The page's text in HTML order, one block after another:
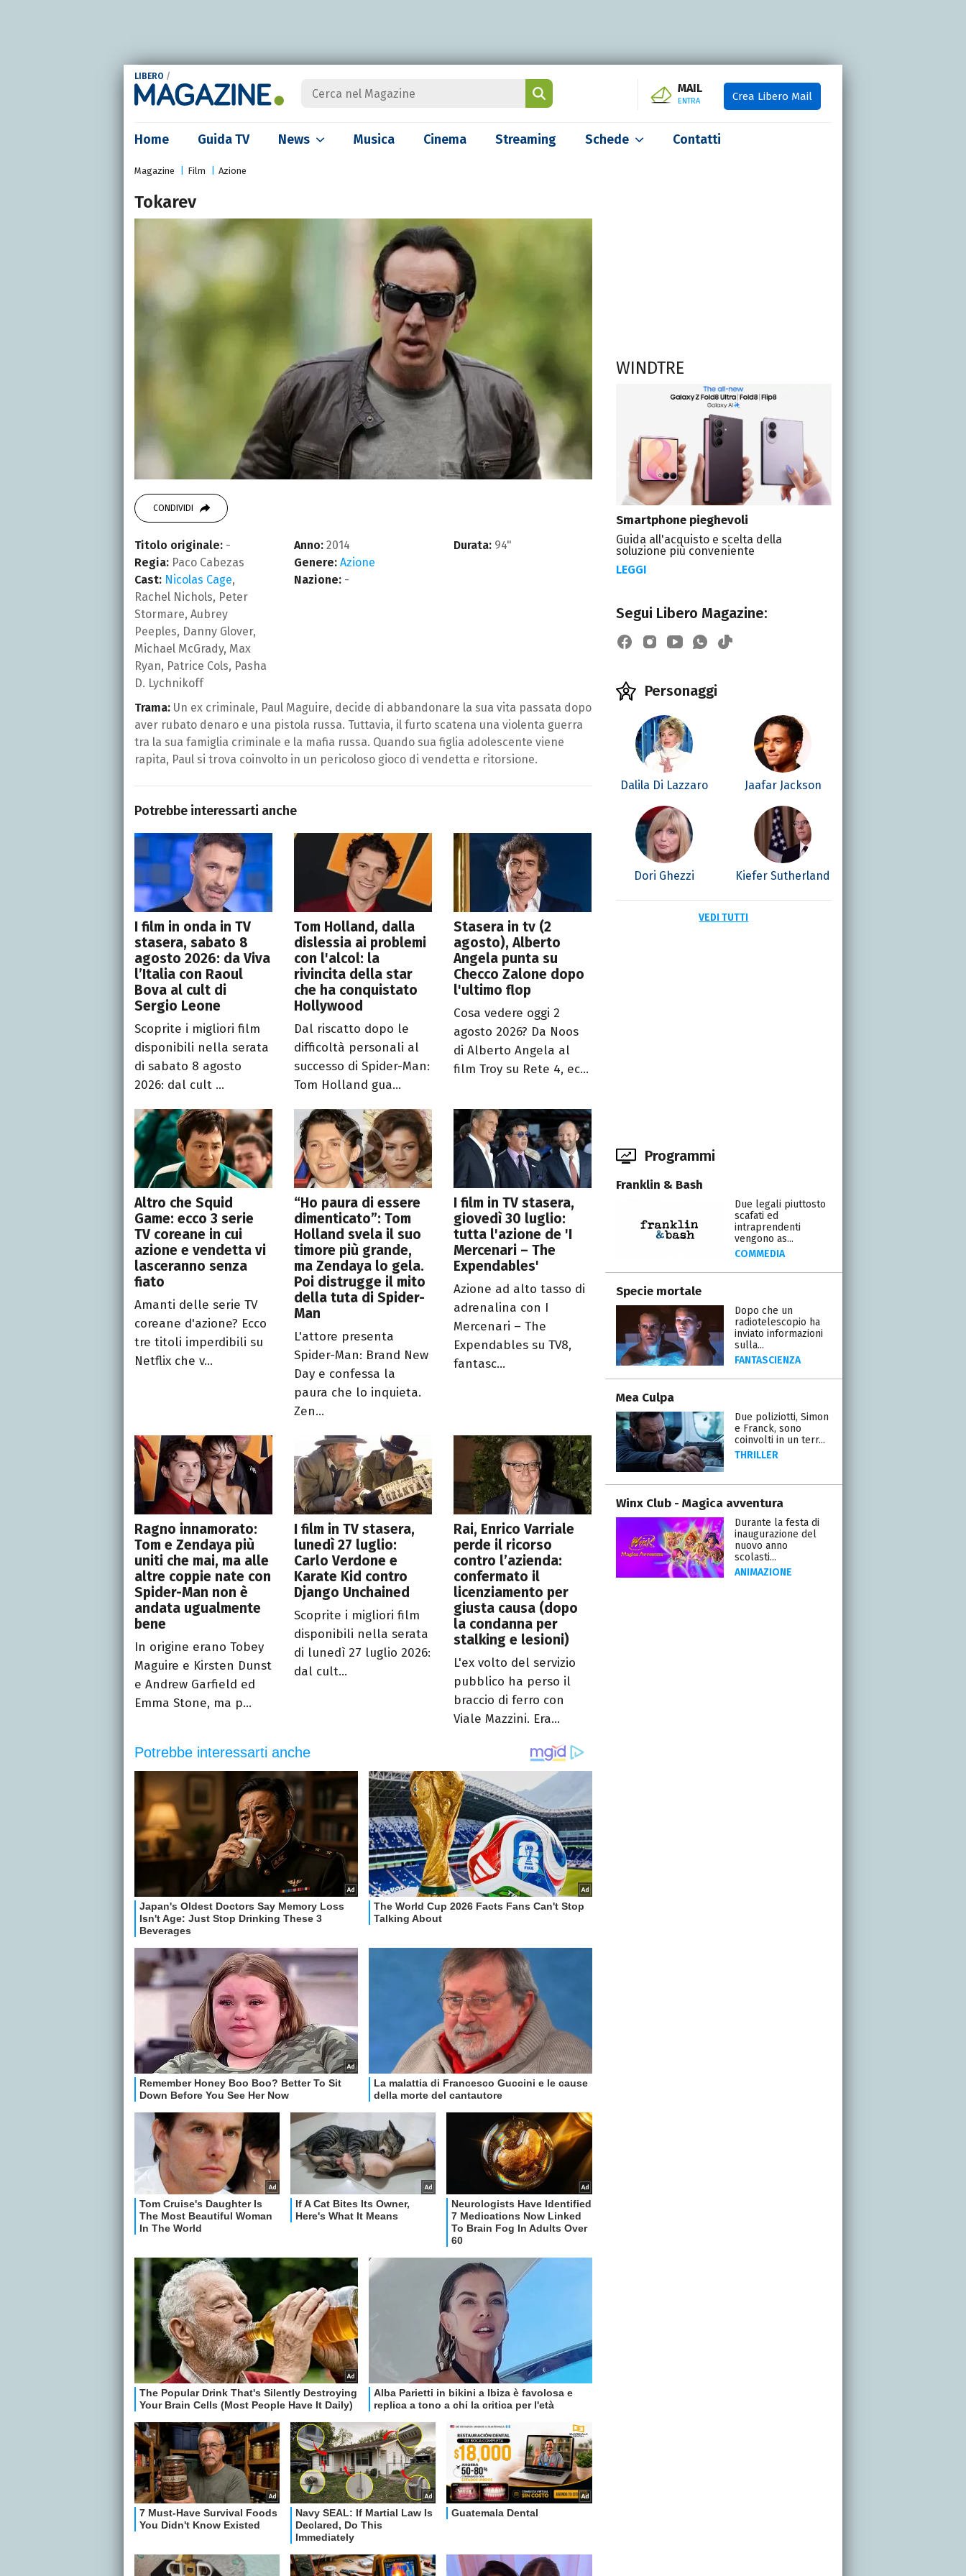
LIBERO /
MAIL
ENTRA Crea Libero Mail
Home Guida TV News Musica Cinema Streaming Schede Contatti
Magazine Film Azione
Tokarev
CONDIVIDI
Titolo originale: -
Regia: Paco Cabezas
Cast: Nicolas Cage,
Rachel Nichols, Peter
Stormare, Aubrey
Peeples, Danny Glover,
Michael McGrady, Max
Ryan, Patrice Cols, Pasha
D. Lychnikoff
Anno: 2014
Genere: Azione
Nazione: -
Durata: 94"
Trama: Un ex criminale, Paul Maguire, decide di abbandonare la sua vita passata dopo
aver rubato denaro e una pistola russa. Tuttavia, il furto scatena una violenta guerra
tra la sua famiglia criminale e la mafia russa. Quando sua figlia adolescente viene
rapita, Paul si trova coinvolto in un pericoloso gioco di vendetta e ritorsione.
Potrebbe interessarti anche
I film in onda in TV
stasera, sabato 8
agosto 2026: da Viva
l’Italia con Raoul
Bova al cult di
Sergio Leone
Scoprite i migliori film
disponibili nella serata
di sabato 8 agosto
2026: dal cult ...
Tom Holland, dalla
dislessia ai problemi
con l'alcol: la
rivincita della star
che ha conquistato
Hollywood
Dal riscatto dopo le
difficoltà personali al
successo di Spider-Man:
Tom Holland gua...
Stasera in tv (2
agosto), Alberto
Angela punta su
Checco Zalone dopo
l'ultimo flop
Cosa vedere oggi 2
agosto 2026? Da Noos
di Alberto Angela al
film Troy su Rete 4, ec...
Altro che Squid
Game: ecco 3 serie
TV coreane in cui
azione e vendetta vi
lasceranno senza
fiato
Amanti delle serie TV
coreane d'azione? Ecco
tre titoli imperdibili su
Netflix che v...
“Ho paura di essere
dimenticato”: Tom
Holland svela il suo
timore più grande,
ma Zendaya lo gela.
Poi distrugge il mito
della tuta di Spider-
Man
L'attore presenta
Spider-Man: Brand New
Day e confessa la
paura che lo inquieta.
Zen...
I film in TV stasera,
giovedì 30 luglio:
tutta l'azione de 'I
Mercenari – The
Expendables'
Azione ad alto tasso di
adrenalina con I
Mercenari – The
Expendables su TV8,
fantasc...
Ragno innamorato:
Tom e Zendaya più
uniti che mai, ma alle
altre coppie nate con
Spider-Man non è
andata ugualmente
bene
In origine erano Tobey
Maguire e Kirsten Dunst
e Andrew Garfield ed
Emma Stone, ma p...
I film in TV stasera,
lunedì 27 luglio:
Carlo Verdone e
Karate Kid contro
Django Unchained
Scoprite i migliori film
disponibili nella serata
di lunedì 27 luglio 2026:
dal cult...
Rai, Enrico Varriale
perde il ricorso
contro l’azienda:
confermato il
licenziamento per
giusta causa (dopo
la condanna per
stalking e lesioni)
L'ex volto del servizio
pubblico ha perso il
braccio di ferro con
Viale Mazzini. Era...
WINDTRE
Smartphone pieghevoli
Guida all'acquisto e scelta della
soluzione più conveniente
LEGGI
Segui Libero Magazine:
Personaggi
Dalila Di Lazzaro Jaafar Jackson
Dori Ghezzi Kiefer Sutherland
VEDI TUTTI
Programmi
Franklin & Bash
Due legali piuttosto
scafati ed
intraprendenti
vengono as...
COMMEDIA
Specie mortale
Dopo che un
radiotelescopio ha
inviato informazioni
sulla...
FANTASCIENZA
Mea Culpa
Due poliziotti, Simon
e Franck, sono
coinvolti in un terr...
THRILLER
Winx Club - Magica avventura
Durante la festa di
inaugurazione del
nuovo anno
scolasti...
ANIMAZIONE